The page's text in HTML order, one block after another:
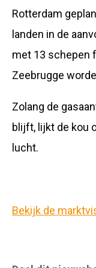
Rotterdam
landen in de
met 13 schepen
Zeebrugge
Zolang de
blijft, lijkt de kou
lucht.
Bekijk de